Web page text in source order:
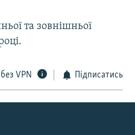
та зовнішньої
VPN Підписатись